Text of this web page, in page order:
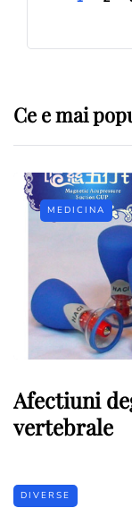
Ce e mai
MEDICINA
Afectiuni
vertebrale
DIVERSE